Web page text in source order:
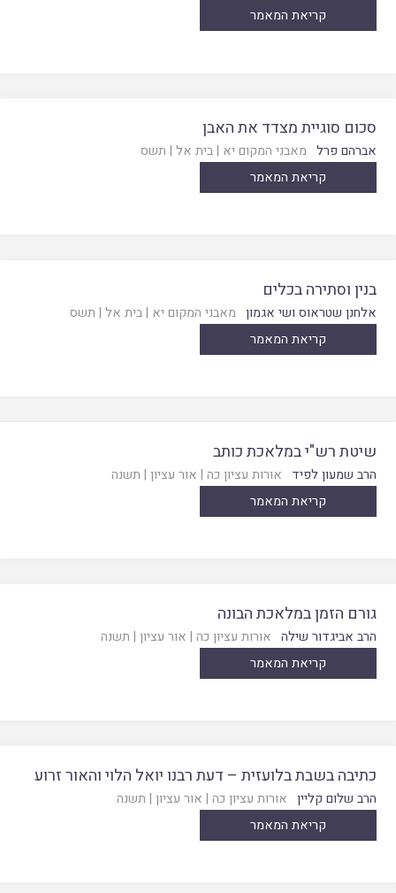
קריאת המאמר
סכום סוגיית מצדד את האבן
אברהם פרל מאבני המקום יא |בית אל | תשס
קריאת המאמר
בנין וסתירה בכלים
אלחנן שטראוס ושי אגמון מאבני המקום יא |בית אל | תשס
קריאת המאמר
שיטת רש"י במלאכת כותב
הרב שמעון לפיד אורות עציון כה | אור עציון | תשנה
קריאת המאמר
גורם הזמן במלאכת הבונה
הרב אביגדור שילה אורות עציון כה | אור עציון | תשנה
קריאת המאמר
כתיבה בשבת בלועזית – דעת רבנו יואל הלוי והאור זרוע
הרב שלום קליין אורות עציון כה | אור עציון | תשנה
קריאת המאמר